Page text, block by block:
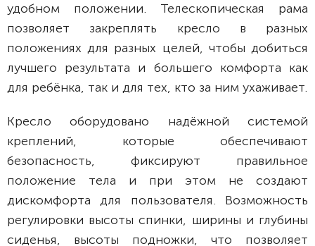
удобном положении. Телескопическая рама
позволяет закреплять кресло в разных
положениях для разных целей, чтобы добиться
лучшего результата и большего комфорта как
для ребёнка, так и для тех, кто за ним ухаживает.
Кресло оборудовано надёжной системой
креплений, которые обеспечивают
безопасность, фиксируют правильное
положение тела и при этом не создают
дискомфорта для пользователя. Возможность
регулировки высоты спинки, ширины и глубины
сиденья, высоты подножки, что позволяет